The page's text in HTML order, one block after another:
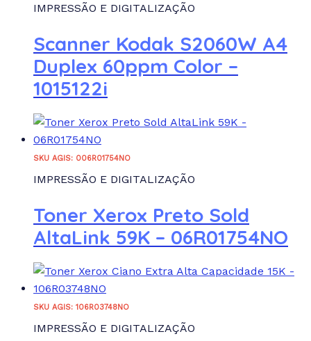
IMPRESSÃO E DIGITALIZAÇÃO
Scanner Kodak S2060W A4
Duplex 60ppm Color –
1015122i
SKU AGIS: 006R01754NO
IMPRESSÃO E DIGITALIZAÇÃO
Toner Xerox Preto Sold
AltaLink 59K – 06R01754NO
SKU AGIS: 106R03748NO
IMPRESSÃO E DIGITALIZAÇÃO